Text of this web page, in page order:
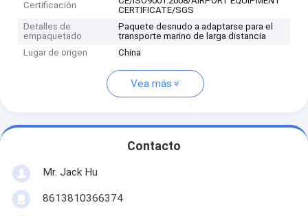
Certificación
CERTIFICATE/SGS
Detalles de
empaquetado
Paquete desnudo a adaptarse para el
transporte marino de larga distancia
Lugar de origen
China
Vea más
Contacto
Mr. Jack Hu
8613810366374